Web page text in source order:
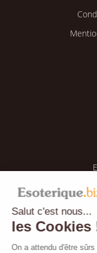
Salut c'est nous...
les Cookies
On a attendu d'être